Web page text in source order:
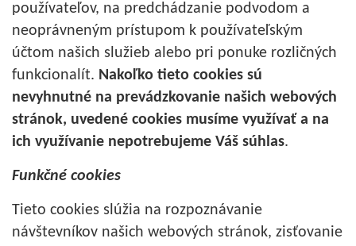
používateľov, na predchádzanie podvodom a
neoprávneným prístupom k používateľským
účtom našich služieb alebo pri ponuke rozličných
funkcionalít. Nakoľko tieto cookies sú
nevyhnutné na prevádzkovanie našich webových
stránok, uvedené cookies musíme využívať a na
ich využívanie nepotrebujeme Váš súhlas.
Funkčné cookies
Tieto cookies slúžia na rozpoznávanie
návštevníkov našich webových stránok, zisťovanie